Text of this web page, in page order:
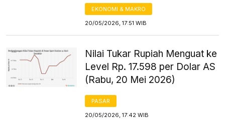
EKONOMI & MAKRO
20/05/2026, 17:51 WIB
Nilai Tukar Rupiah Menguat ke
Level Rp. 17.598 per Dolar AS
(Rabu, 20 Mei 2026)
PASAR
20/05/2026, 17:42 WIB